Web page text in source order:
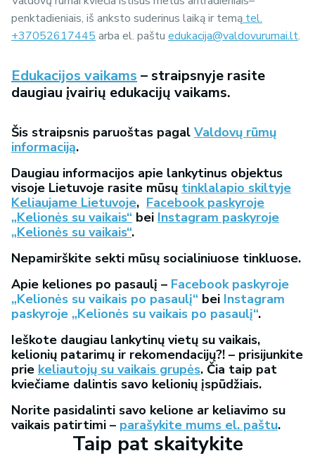
penktadieniais, iš anksto suderinus laiką ir temą tel.
+37052617445 arba el. paštu edukacija@valdovurumai.lt.
Edukacijos vaikams – straipsnyje rasite
daugiau įvairių edukacijų vaikams.
Šis straipsnis paruoštas pagal Valdovų rūmų
informaciją.
Daugiau informacijos apie lankytinus objektus
visoje Lietuvoje rasite mūsų tinklalapio skiltyje
Keliaujame Lietuvoje, Facebook paskyroje
„Kelionės su vaikais“ bei Instagram paskyroje
„Kelionės su vaikais“.
Nepamirškite sekti mūsų socialiniuose tinkluose.
Apie keliones po pasaulį – Facebook paskyroje
„Kelionės su vaikais po pasaulį“ bei Instagram
paskyroje „Kelionės su vaikais po pasaulį“.
Ieškote daugiau lankytinų vietų su vaikais,
kelionių patarimų ir rekomendacijų?! – prisijunkite
prie keliautojų su vaikais grupės. Čia taip pat
kviečiame dalintis savo kelionių įspūdžiais.
Norite pasidalinti savo kelione ar keliavimo su
vaikais patirtimi – parašykite mums el. paštu.
Taip pat skaitykite